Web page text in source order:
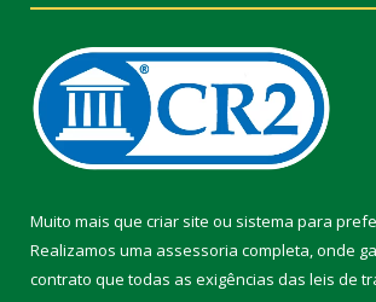
Muito mais que criar site ou sistema para
Realizamos uma assessoria completa, onde
contrato que todas as exigências das leis de